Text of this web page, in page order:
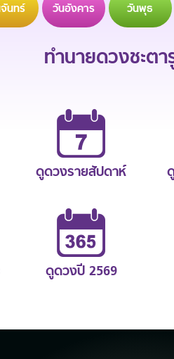
จันทร์ วันอังคาร วันพุธ
ทำนายดวงชะต
ดูดวงรายสัปดาห์
ดูดวงปี 2569